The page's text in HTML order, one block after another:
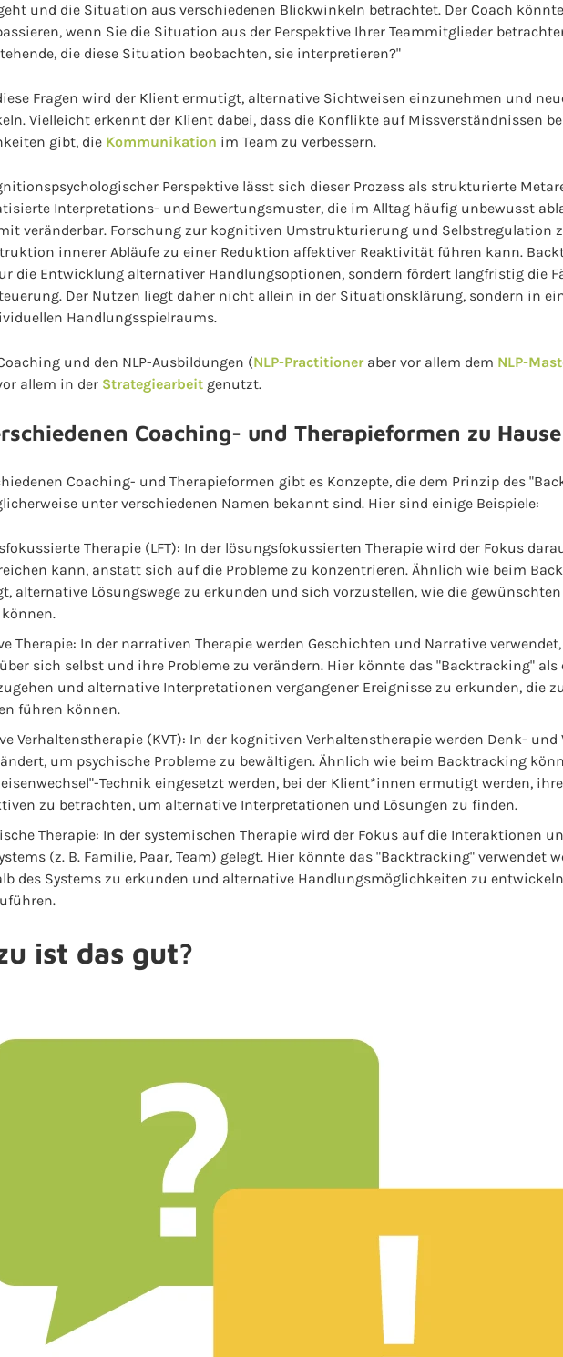
und die Situation aus verschiedenen Blickwinkeln betrachtet. Der Coach
wenn Sie die Situation aus der Perspektive Ihrer Teammitglieder
die diese Situation beobachten, sie interpretieren?"
Fragen wird der Klient ermutigt, alternative Sichtweisen einzunehmen und
Vielleicht erkennt der Klient dabei, dass die Konflikte auf Missverständnissen
gibt, die Kommunikation im Team zu verbessern.
Perspektive lässt sich dieser Prozess als strukturierte
Interpretations- und Bewertungsmuster, die im Alltag häufig unbewusst
veränderbar. Forschung zur kognitiven Umstrukturierung und Selbstregulation
innerer Abläufe zu einer Reduktion affektiver Reaktivität führen kann.
die Entwicklung alternativer Handlungsoptionen, sondern fördert langfristig die
Der Nutzen liegt daher nicht allein in der Situationsklärung, sondern in
Handlungsspielraums.
und den NLP-Ausbildungen (NLP-Practitioneraber vor allem dem NLP-
allem in der Strategiearbeit genutzt.
Coaching- und Therapieformen zu Hause
Coaching- und Therapieformen gibt es Konzepte, die dem Prinzip des
unter verschiedenen Namen bekannt sind. Hier sind einige Beispiele:
Therapie (LFT): In der lösungsfokussierten Therapie wird der Fokus
kann, anstatt sich auf die Probleme zu konzentrieren. Ähnlich wie beim
alternative Lösungswege zu erkunden und sich vorzustellen, wie die
Therapie: In der narrativen Therapie werden Geschichten und Narrative
sich selbst und ihre Probleme zu verändern. Hier könnte das "Backtracking"
und alternative Interpretationen vergangener Ereignisse zu erkunden, die
führen können.
Verhaltenstherapie (KVT): In der kognitiven Verhaltenstherapie werden Denk-
um psychische Probleme zu bewältigen. Ähnlich wie beim Backtracking
Technik eingesetzt werden, bei der Klient*innen ermutigt werden,
zu betrachten, um alternative Interpretationen und Lösungen zu finden.
Therapie: In der systemischen Therapie wird der Fokus auf die Interaktionen
(z. B. Familie, Paar, Team) gelegt. Hier könnte das "Backtracking" verwendet
des Systems zu erkunden und alternative Handlungsmöglichkeiten zu
ist das gut?